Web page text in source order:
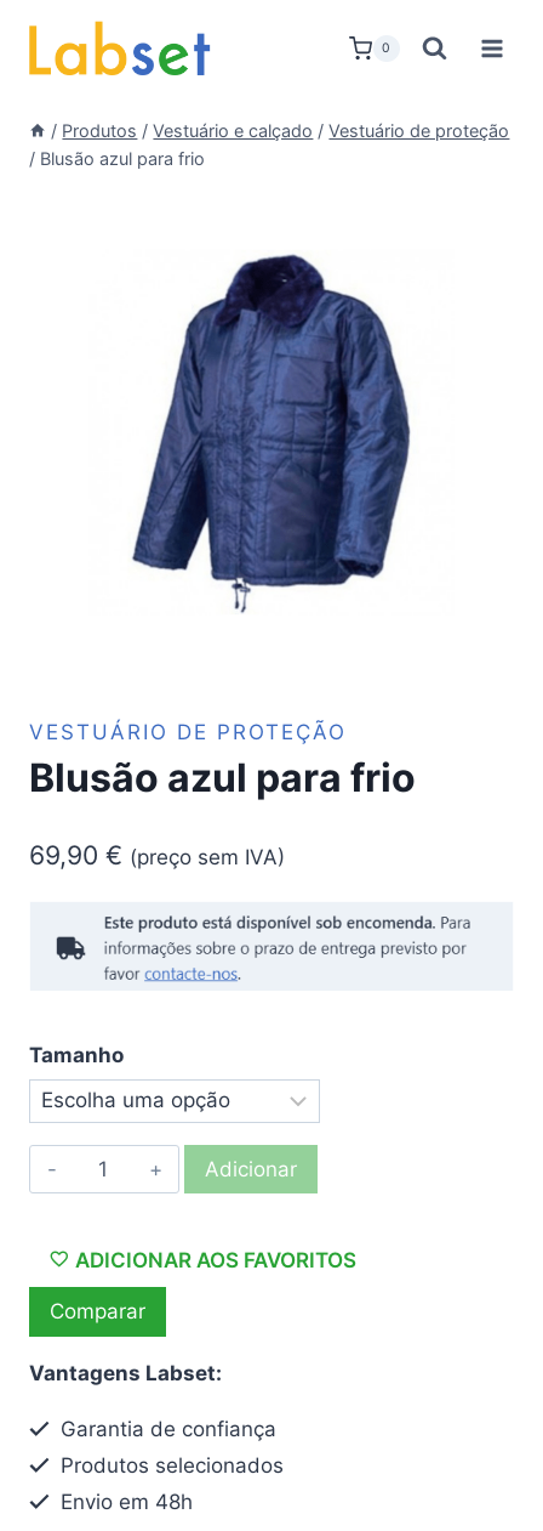
content
0
/ Produtos / Vestuário e calçado / Vestuário de proteção
/ Blusão azul para frio
VESTUÁRIO DE PROTEÇÃO
Blusão azul para frio
69,90 € (preço sem IVA)
Tamanho
Quantidade
de
azul
para
frio
Adicionar
ADICIONAR AOS FAVORITOS
Comparar
Vantagens Labset:
Garantia de confiança
Produtos selecionados
Envio em 48h